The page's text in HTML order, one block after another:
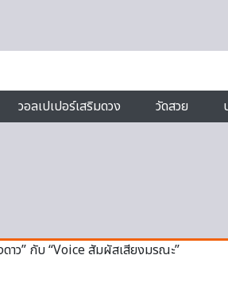
วอลเปเปอร์เสริมดวง วัดสวย